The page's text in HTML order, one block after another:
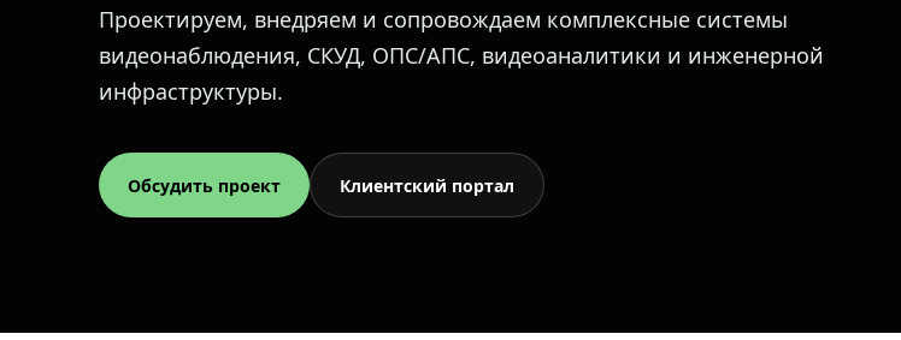
Проектируем, внедряем и сопровождаем комплексные системы
видеонаблюдения, СКУД, ОПС/АПС, видеоаналитики и инженерной
инфраструктуры.
Обсудить проект Клиентский портал